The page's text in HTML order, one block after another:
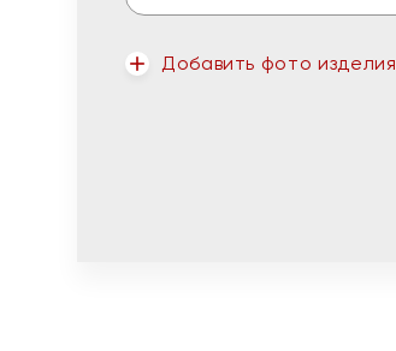
Добавить фото изделия